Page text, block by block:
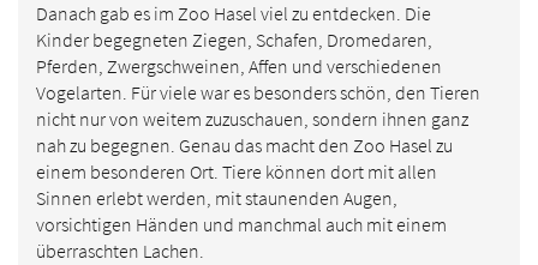
Danach gab es im Zoo Hasel viel zu entdecken. Die
Kinder begegneten Ziegen, Schafen, Dromedaren,
Pferden, Zwergschweinen, Affen und verschiedenen
Vogelarten. Für viele war es besonders schön, den Tieren
nicht nur von weitem zuzuschauen, sondern ihnen ganz
nah zu begegnen. Genau das macht den Zoo Hasel zu
einem besonderen Ort. Tiere können dort mit allen
Sinnen erlebt werden, mit staunenden Augen,
vorsichtigen Händen und manchmal auch mit einem
überraschten Lachen.